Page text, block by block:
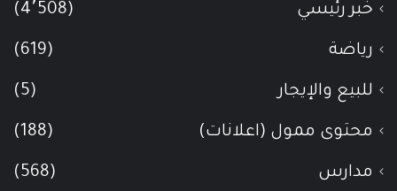
خبر رئيسي (4٬508)
رياضة (619)
للبيع والإيجار (5)
محتوى ممول (اعلانات) (188)
مدارس (568)